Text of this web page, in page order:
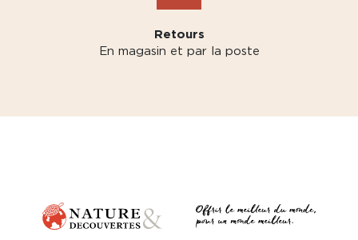
Retours
En magasin et par la poste